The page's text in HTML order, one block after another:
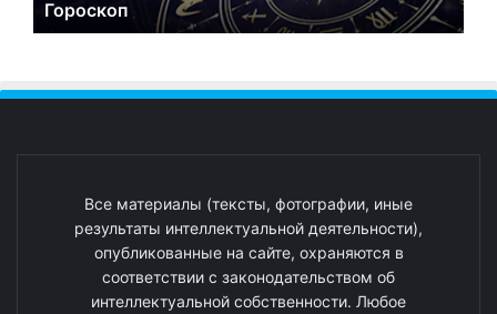
Гороскоп
Все материалы (тексты, фотографии, иные
результаты интеллектуальной деятельности),
опубликованные на сайте, охраняются в
соответствии с законодательством об
интеллектуальной собственности. Любое